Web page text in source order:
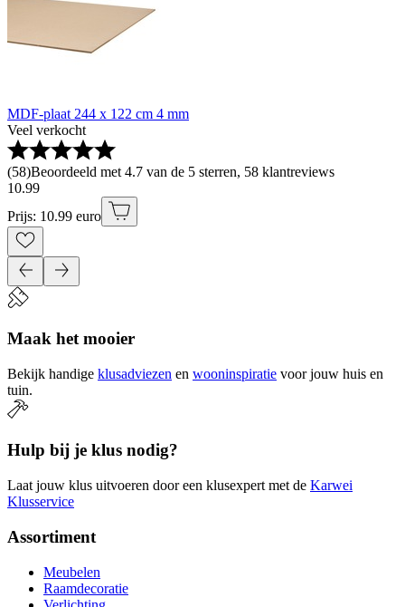
MDF-plaat 244 x 122 cm 4 mm
Veel verkocht
(58)Beoordeeld met 4.7 van de 5 sterren, 58 klantreviews
10.99
Prijs: 10.99 euro
Maak het mooier
Bekijk handige klusadviezen en wooninspiratie voor jouw huis en
tuin.
Hulp bij je klus nodig?
Laat jouw klus uitvoeren door een klusexpert met de Karwei
Klusservice
Assortiment
Meubelen
Raamdecoratie